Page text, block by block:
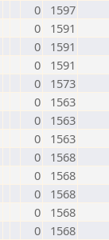
0
1597
0
1591
0
1591
0
1591
0
1573
0
1563
0
1563
0
1563
0
1568
0
1568
0
1568
0
1568
0
1568